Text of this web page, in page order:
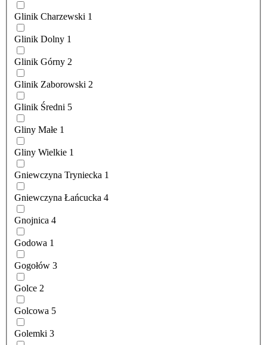
Glinik Charzewski 1
Glinik Dolny 1
Glinik Górny 2
Glinik Zaborowski 2
Glinik Średni 5
Gliny Małe 1
Gliny Wielkie 1
Gniewczyna Tryniecka 1
Gniewczyna Łańcucka 4
Gnojnica 4
Godowa 1
Gogołów 3
Golce 2
Golcowa 5
Golemki 3